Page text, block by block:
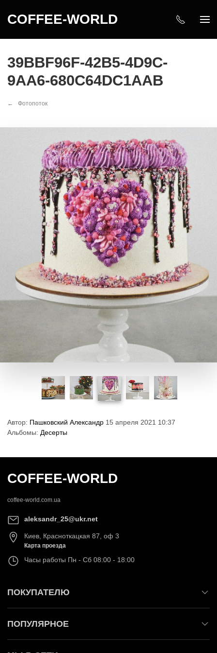
COFFEE-WORLD
39BBF96F-42B5-4D9C-
9AA6-680C64DC1AAB
Фотопоток
Автор: Пашковский Александр 15 апреля 2021 10:37
Альбомы: Десерты
COFFEE-WORLD
coffee-world.com.ua
aleksandr_25@ukr.net
Киев Красноткацкая 87, оф 3
Карта проезда
Часы работы Пн - Сб 08:00 - 18:00
ПОКУПАТЕЛЮ
ПОПУЛЯРНОЕ